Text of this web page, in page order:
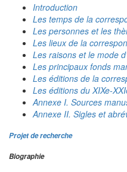
Introduction
Les temps de la
Les personnes et les
Les lieux de la
Les raisons et le mode
Les principaux fonds
Les éditions de la
Les éditions du XIXe-
Annexe I. Sources
Annexe II. Sigles et
Projet de recherche
Biographie